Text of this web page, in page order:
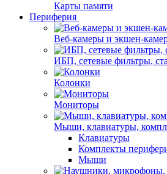
Карты памяти
Периферия
Веб-камеры и экшен-
ИБП, сетевые фильтры,
Колонки
Мониторы
Мыши, клавиатуры,
Клавиатуры
Комплекты
Мыши